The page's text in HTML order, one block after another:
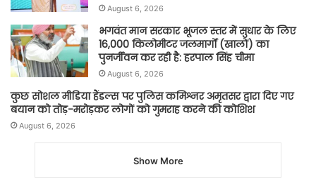
August 6, 2026
भगवंत मान सरकार भूजल स्तर में सुधार के लिए
16,000 किलोमीटर जलमार्गों (खालों) का
पुनर्जीवन कर रही है: हरपाल सिंह चीमा
August 6, 2026
कुछ सोशल मीडिया हैंडल्स पर पुलिस कमिश्नर अमृतसर द्वारा दिए गए
बयान को तोड़-मरोड़कर लोगों को गुमराह करने की कोशिश
August 6, 2026
Show More